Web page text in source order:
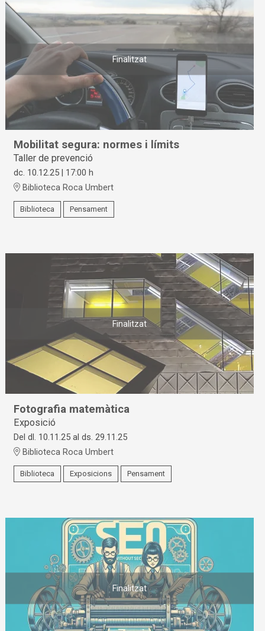
Finalitzat
Mobilitat segura: normes i límits
Taller de prevenció
dc. 10.12.25 | 17:00 h
Biblioteca Roca Umbert
Biblioteca Pensament
Finalitzat
Fotografia matemàtica
Exposició
Del dl. 10.11.25 al ds. 29.11.25
Biblioteca Roca Umbert
Biblioteca Exposicions Pensament
Finalitzat